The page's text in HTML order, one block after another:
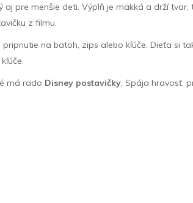
pre menšie deti. Výplň je mäkká a drží tvar,
z filmu.
na batoh, zips alebo kľúče. Dieťa si
má rado Disney postavičky. Spája hravosť,